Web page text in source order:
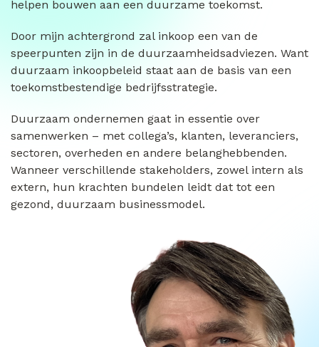
helpen bouwen aan een duurzame toekomst.
Door mijn achtergrond zal inkoop een van de
speerpunten zijn in de duurzaamheidsadviezen. Want
duurzaam inkoopbeleid staat aan de basis van een
toekomstbestendige bedrijfsstrategie.
Duurzaam ondernemen gaat in essentie over
samenwerken – met collega’s, klanten, leveranciers,
sectoren, overheden en andere belanghebbenden.
Wanneer verschillende stakeholders, zowel intern als
extern, hun krachten bundelen leidt dat tot een
gezond, duurzaam businessmodel.